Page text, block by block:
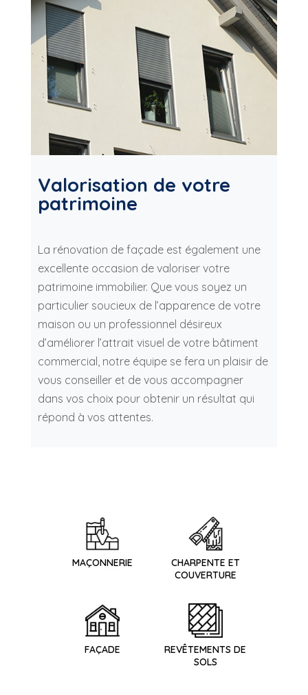
Valorisation de votre
patrimoine
La rénovation de façade est également une
excellente occasion de valoriser votre
patrimoine immobilier. Que vous soyez un
particulier soucieux de l’apparence de votre
maison ou un professionnel désireux
d’améliorer l’attrait visuel de votre bâtiment
commercial, notre équipe se fera un plaisir de
vous conseiller et de vous accompagner
dans vos choix pour obtenir un résultat qui
répond à vos attentes.
MAÇONNERIE
CHARPENTE ET
COUVERTURE
FAÇADE
REVÊTEMENTS DE
SOLS